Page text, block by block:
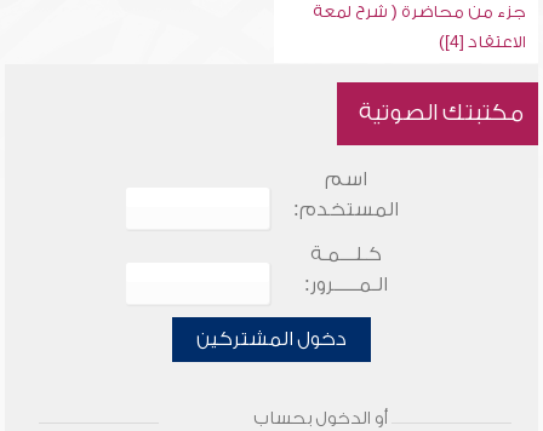
جزء من محاضرة ( شرح لمعة
الاعتقاد [4])
مكتبتك الصوتية
اسم
المستخدم:
كـلـــمـة
الـمـــــرور:
دخول المشتركين
أو الدخول بحساب